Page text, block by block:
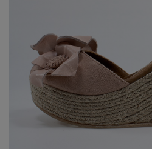
MARIÉE
CHAUSSONS
ACCESSOIRES
LIGNE AT